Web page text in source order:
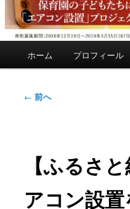
ホーム プロフィール
投
ョ
← 前へ
【ふるさ
アコン設